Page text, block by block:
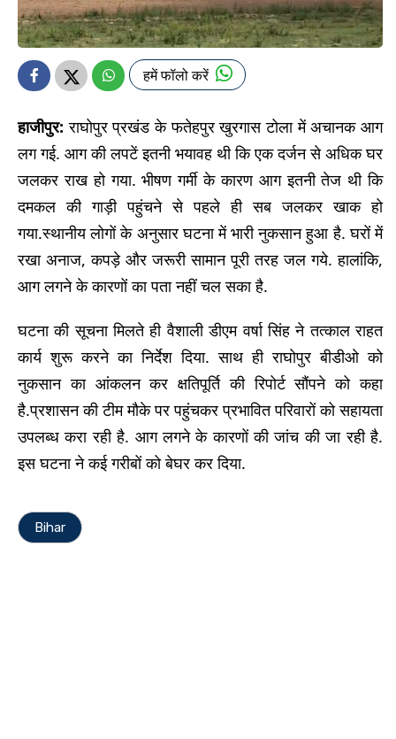
हमें फॉलो करें
हाजीपुर: राघोपुर प्रखंड के फतेहपुर खुरगास टोला में अचानक आग
लग गई. आग की लपटें इतनी भयावह थी कि एक दर्जन से अधिक घर
जलकर राख हो गया. भीषण गर्मी के कारण आग इतनी तेज थी कि
दमकल की गाड़ी पहुंचने से पहले ही सब जलकर खाक हो
गया.स्थानीय लोगों के अनुसार घटना में भारी नुकसान हुआ है. घरों में
रखा अनाज, कपड़े और जरूरी सामान पूरी तरह जल गये. हालांकि,
आग लगने के कारणों का पता नहीं चल सका है.
घटना की सूचना मिलते ही वैशाली डीएम वर्षा सिंह ने तत्काल राहत
कार्य शुरू करने का निर्देश दिया. साथ ही राघोपुर बीडीओ को
नुकसान का आंकलन कर क्षतिपूर्ति की रिपोर्ट सौंपने को कहा
है.प्रशासन की टीम मौके पर पहुंचकर प्रभावित परिवारों को सहायता
उपलब्ध करा रही है. आग लगने के कारणों की जांच की जा रही है.
इस घटना ने कई गरीबों को बेघर कर दिया.
Bihar